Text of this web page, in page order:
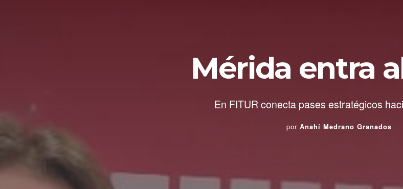
Mérida entra
En FITUR conecta pases estratégicos
por Anahí Medrano Granados